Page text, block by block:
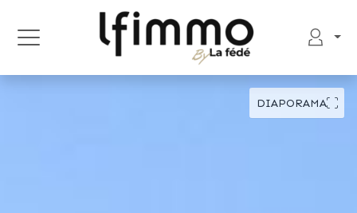
DIAPORAMA